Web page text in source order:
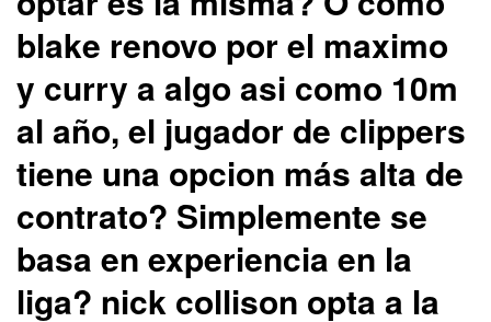
blake renovo por el maximo
y curry a algo asi como 10m
al año, el jugador de clippers
tiene una opcion más alta de
contrato? Simplemente se
basa en experiencia en la
liga? nick collison opta a la